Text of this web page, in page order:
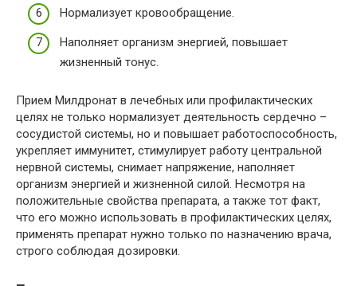
Нормализует кровообращение.
Наполняет организм энергией, повышает
жизненный тонус.
Прием Милдронат в лечебных или профилактических
целях не только нормализует деятельность сердечно –
сосудистой системы, но и повышает работоспособность,
укрепляет иммунитет, стимулирует работу центральной
нервной системы, снимает напряжение, наполняет
организм энергией и жизненной силой. Несмотря на
положительные свойства препарата, а также тот факт,
что его можно использовать в профилактических целях,
применять препарат нужно только по назначению врача,
строго соблюдая дозировки.